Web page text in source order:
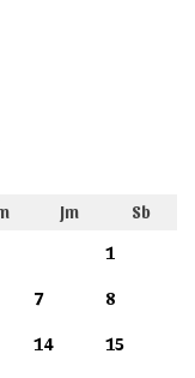
Jm
Sb
1
7 8
14 15